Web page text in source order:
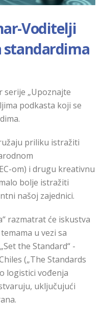
Voditelji
standardima
serije „Upoznajte
podkasta koji se
priliku istražiti
om) i drugu kreativnu
bolje istražiti
našoj zajednici.
razmatrat će iskustva
u vezi sa
the Standard“ -
(„The Standards
logistici vođenja
uključujući